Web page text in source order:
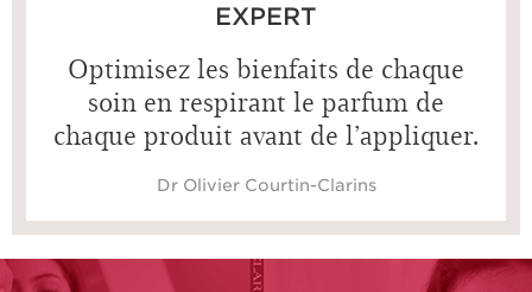
EXPERT
Optimisez les bienfaits de chaque
soin en respirant le parfum de
chaque produit avant de l’appliquer.
Dr Olivier Courtin-Clarins